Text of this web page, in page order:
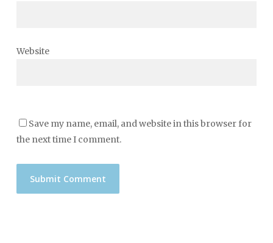
Website
Save my name, email, and website in this browser for
the next time I comment.